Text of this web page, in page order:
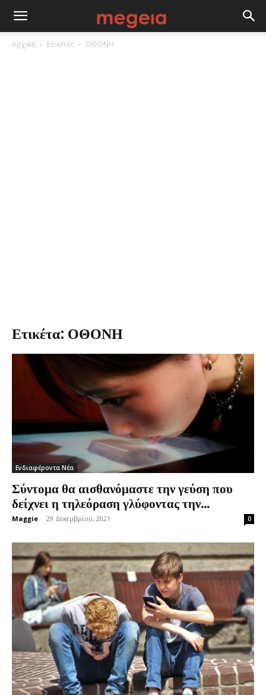
Αρχική Ετικέτες ΟΘΟΝΗ
Ετικέτα: ΟΘΟΝΗ
Ενδιαφέροντα Νέα
Σύντομα θα αισθανόμαστε την γεύση που
δείχνει η τηλεόραση γλύφοντας την...
Maggie - 29 Δεκεμβρίου, 2021 0